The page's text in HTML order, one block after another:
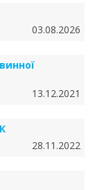
03.08.2026
13.12.2021
28.11.2022